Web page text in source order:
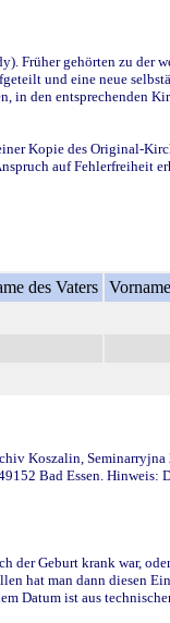
Früher gehörten zu der
und eine neue
den entsprechenden
Kopie des Original-
auf Fehlerfreiheit
des Vaters
Koszalin,
Bad Essen. Hinweis:
Geburt krank war,
hat man dann diesen
Datum ist aus